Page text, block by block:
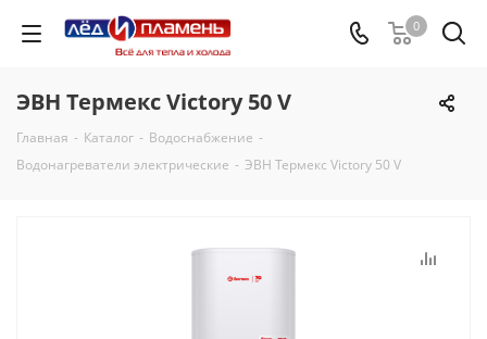
0
ЭВН Термекс Victory 50 V
Главная - Каталог - Водоснабжение -
Водонагреватели электрические - ЭВН Термекс Victory 50 V